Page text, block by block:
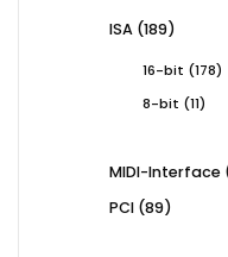
ISA 189189
16-bit 178178
8-bit
1111
MIDI-Interface
PCI 8989